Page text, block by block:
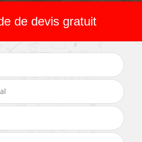
de devis gratuit